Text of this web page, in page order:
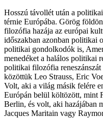
Hosszú távollét után a
térnie Európába. Görög
filozófia hazája az európai
időszakban azonban politikai
politikai gondolkodók is,
menedéket a halálos politikai
politikai filozófia reneszánszát
közöttük Leo Strauss, Eric
Volt, aki a világ másik felére
Európán belül költözött, mint
Berlin, és volt, aki hazájában
Jacques Maritain vagy